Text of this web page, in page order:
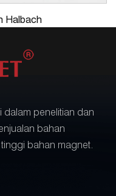
Halbach
dalam penelitian dan
bahan
bahan magnet.